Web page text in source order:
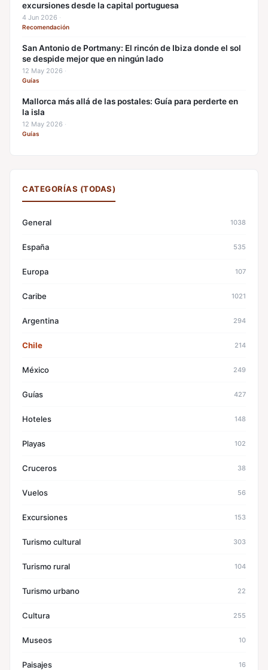
excursiones desde la capital portuguesa
4 Jun 2026 ·
Recomendación
San Antonio de Portmany: El rincón de Ibiza donde el sol
se despide mejor que en ningún lado
12 May 2026 ·
Guías
Mallorca más allá de las postales: Guía para perderte en
la isla
12 May 2026 ·
Guías
CATEGORÍAS (TODAS)
General 1038
España 535
Europa 107
Caribe 1021
Argentina 294
Chile 214
México 249
Guías 427
Hoteles 148
Playas 102
Cruceros 38
Vuelos 56
Excursiones 153
Turismo cultural 303
Turismo rural 104
Turismo urbano 22
Cultura 255
Museos 10
Paisajes 16